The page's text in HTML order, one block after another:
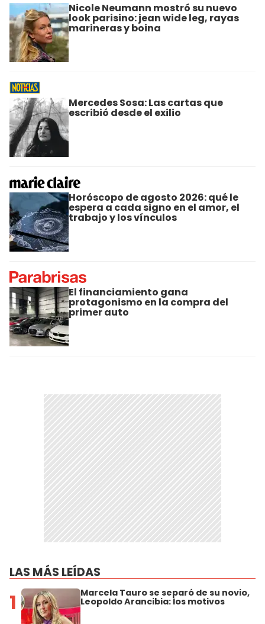
Nicole Neumann mostró su nuevo
look parisino: jean wide leg, rayas
marineras y boina
Mercedes Sosa: Las cartas que
escribió desde el exilio
Horóscopo de agosto 2026: qué le
espera a cada signo en el amor, el
trabajo y los vínculos
El financiamiento gana
protagonismo en la compra del
primer auto
LAS MÁS LEÍDAS
1 Marcela Tauro se separó de su novio,
Leopoldo Arancibia: los motivos